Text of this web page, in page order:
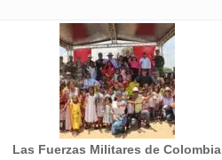
Las Fuerzas Militares de Colombia